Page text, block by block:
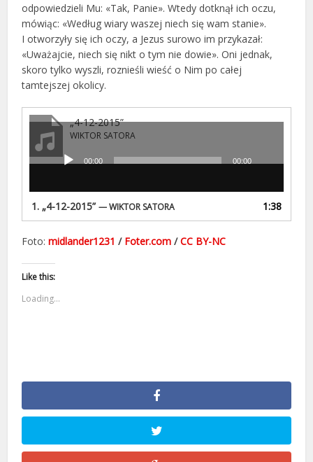
odpowiedzieli Mu: «Tak, Panie». Wtedy dotknął ich oczu,
mówiąc: «Według wiary waszej niech się wam stanie».
I otworzyły się ich oczy, a Jezus surowo im przykazał:
«Uważajcie, niech się nikt o tym nie dowie». Oni jednak,
skoro tylko wyszli, roznieśli wieść o Nim po całej
tamtejszej okolicy.
„4-12-2015”
WIKTOR SATORA
dźwiękowych
00:00 00:00
1. „4-12-2015”— WIKTOR SATORA 1:38
Foto:midlander1231 / Foter.com /CC BY-NC
Like this:
Loading...